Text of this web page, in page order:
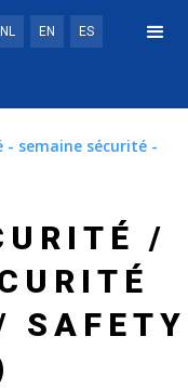
NL EN ES
- semaine sécurité -
/
SAFETY